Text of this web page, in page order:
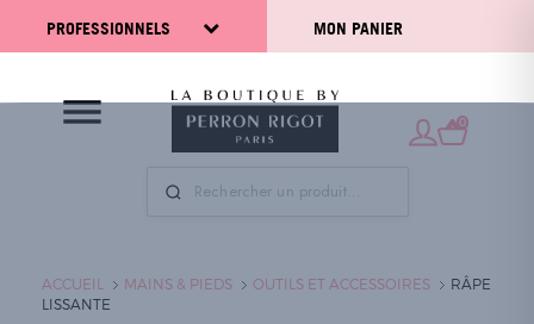
PROFESSIONNELS MON PANIER
0
ACCUEIL MAINS & PIEDS OUTILS ET ACCESSOIRES
RÂPE
LISSANTE